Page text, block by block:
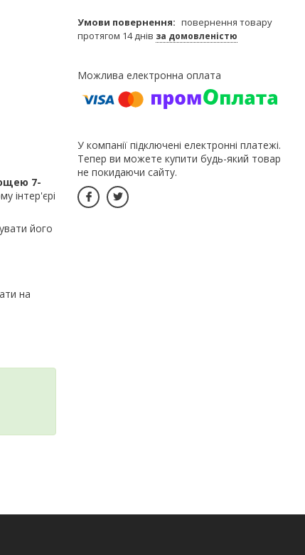
7-
інтер'єрі
його
на
повернення товару
протягом 14 днів за домовленістю
У компанії підключені електронні платежі.
Тепер ви можете купити будь-який товар
не покидаючи сайту.